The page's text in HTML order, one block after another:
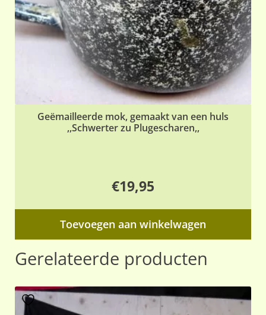
Geëmailleerde mok, gemaakt van een huls
,,Schwerter zu Plugescharen,,
€19,95
Toevoegen aan winkelwagen
Gerelateerde producten